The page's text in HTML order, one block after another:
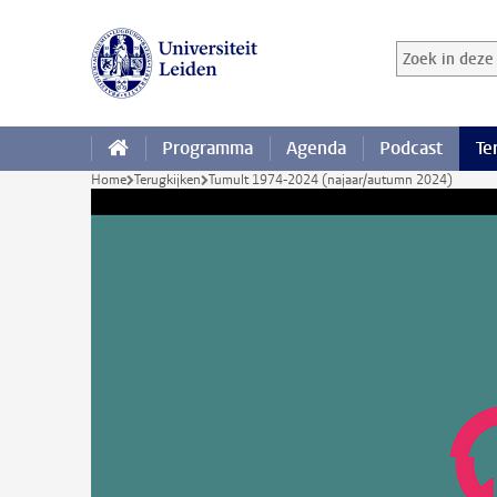
Zoek in deze
Zoekterm
Programma Agenda Podcast
Home Terugkijken Tumult 1974-2024 (najaar/autumn 2024)